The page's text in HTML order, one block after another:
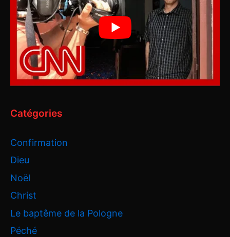
Catégories
Confirmation
Dieu
Noël
Christ
Le baptême de la Pologne
Péché